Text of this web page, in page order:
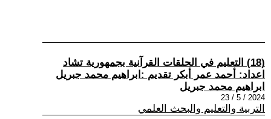
(18) التعليم في الحلقات القرآنية بجمهورية تشاد
اعداد: أحمد عمر أبكر تقديم :ابراهيم محمد جبريل
ابراهيم محمد جبريل
2024 / 5 / 23
التربية والتعليم والبحث العلمي